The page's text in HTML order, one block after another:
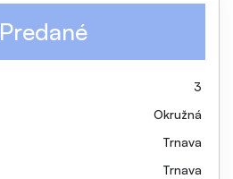
Predané
3
Okružná
Trnava
Trnava